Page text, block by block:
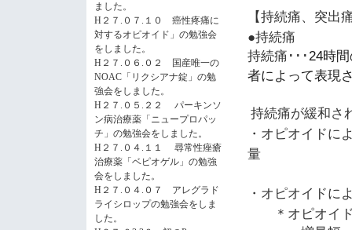
ました。
H２７.０７.１０ 癌性疼痛に
対するオピオイド」の勉強会
をしました。
H２７.０６.０２ 国産唯一の
NOAC「リクシアナ錠」の勉
強会をしました。
H２７.０５.２２ パーキンソ
ン病治療薬「ニュープロパッ
チ」の勉強会をしました。
H２７.０４.１１ 尋常性痤瘡
治療薬「ベピオゲル」の勉強
会をしました。
H２７.０４.０７ アレグラド
ライシロップの勉強会をしま
した。
【持続痛、突出
●持続痛
持続痛･･･24時
者によって表現
持続痛が緩和さ
・オピオイドに
量
・オピオイドに
＊オピオイ